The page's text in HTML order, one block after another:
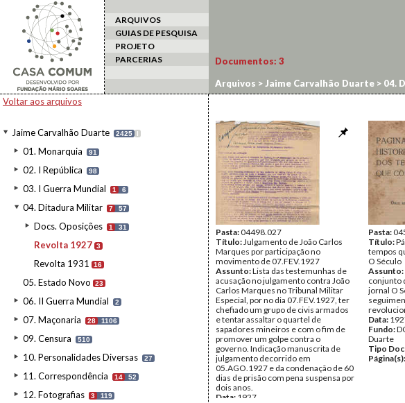
ARQUIVOS
GUIAS DE PESQUISA
PROJETO
PARCERIAS
Voltar aos arquivos
Jaime Carvalhão Duarte 2425 I
01. Monarquia 91
02. I República 98
03. I Guerra Mundial 1 6
04. Ditadura Militar 7 57
Docs. Oposições 1 31
Revolta 1927 3
Revolta 1931 16
05. Estado Novo 23
06. II Guerra Mundial 2
07. Maçonaria 28 1106
09. Censura 510
10. Personalidades Diversas 27
11. Correspondência 14 52
12. Fotografias 3 119
Documentos: 3
Arquivos > Jaime Carvalhão Duarte > 04.
Pasta:04498.027
Título:Julgamento de João Carlos
Marques por participação no
movimento de 07.FEV.1927
Assunto:Lista das testemunhas de
acusação no julgamento contra João
Carlos Marques no Tribunal Militar
Especial, por no dia 07.FEV.1927, ter
chefiado um grupo de civis armados
e tentar assaltar o quartel de
sapadores mineiros e com o fim de
promover um golpe contra o
governo. Indicação manuscrita de
julgamento decorrido em
05.AGO.1927 e da condenação de 60
dias de prisão com pena suspensa por
dois anos.
Data: 1927
Pasta:
Título:
tempos
O Século
Assunto:
conjunto
jornal O
Data:
Fundo:
Duarte
Tipo
Página(s):